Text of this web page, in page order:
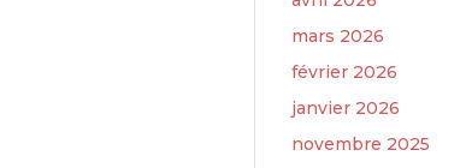
mars 2026
février 2026
janvier 2026
novembre 2025